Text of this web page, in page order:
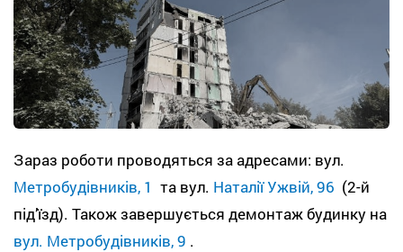
Зараз роботи проводяться за адресами: вул.
Метробудівників, 1 та вул. Наталії Ужвій, 96 (2-й
під’їзд). Також завершується демонтаж будинку на
вул. Метробудівників, 9 .